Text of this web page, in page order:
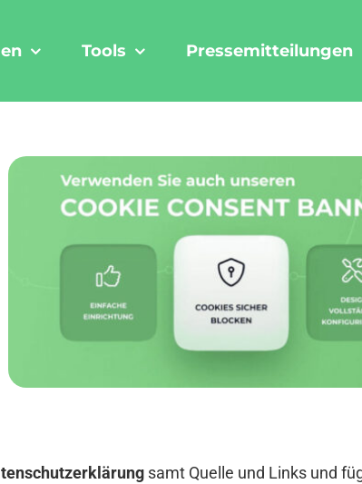
Tools Pressemitteilungen
samt Quelle und Links und